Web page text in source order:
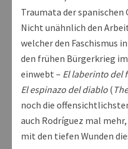
Traumata der
Nicht unähnlich den
welcher den Faschismus
den frühen Bürgerkrieg
einwebt – El laberinto del
El espinazo del diablo (
noch die
auch Rodríguez mal
mit den tiefen Wunden